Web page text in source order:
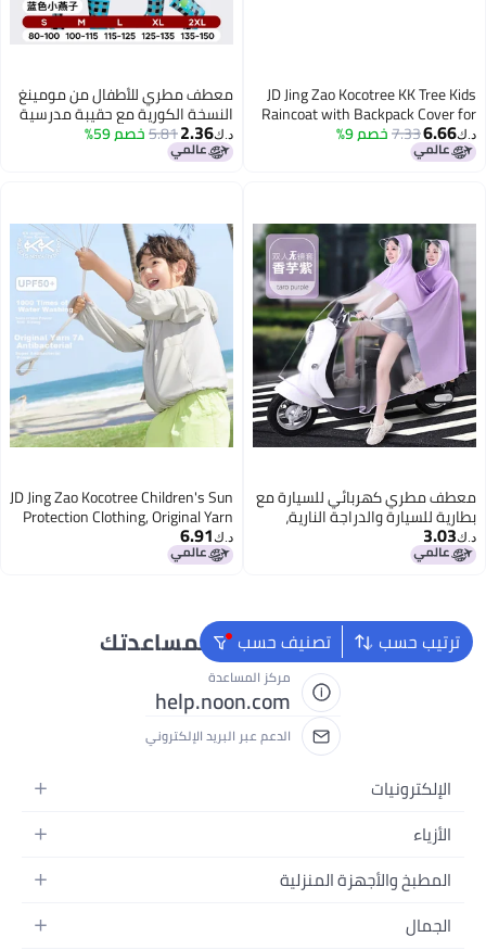
JD Jing Zao Kocotree KK Tree Kids
Raincoat with Backpack Cover for
Boys and Girls, Children's School
Rain Poncho
د.ك‏6.66
7.33خصم 9%
معطف مطري للأطفال من مومينغ
النسخة الكورية مع حقيبة مدرسية
للطلاب الذكور والإناث، بونشو
للدراجات، مشي، عباءة مقاومة
د.ك‏2.36
5.81خصم 59%
معطف مطري كهربائي للسيارة مع
بطارية للسيارة والدراجة النارية،
قطعة واحدة للأب والطفل، مقاوم
للمطر، بونشو للأم والطفل
د.ك‏3.03
JD Jing Zao Kocotree Children's Sun
Protection Clothing, Original Yarn
UV-Resistant Ice Silk Cool
Breathable Jacket for Boys And
د.ك‏6.91
ترتيب حسب تصنيف حسب
نحن دائماً جاهزون لمساعدتك
مركز المساعدة
help.noon.com
الدعم عبر البريد الإلكتروني
الإلكترونيات
الجوالات
اللابتوبات
الأجهزة المنزلية
الأزياء
أزياء نسائية
أزياء البنات
المطبخ والأجهزة المنزلية
الحمام
الجمال